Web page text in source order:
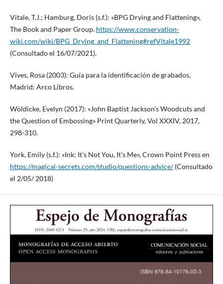
Vitale, T.J.; Hamburg, Doris (s.f.): «BPG Drying and Flattening»,
The Book and Paper Group. https://www.conservation-
wiki.com/wiki/BPG_Drying_and_Flattening#refVitale1992
(Consultado el 16/07/2021).
Vives, Rosa (2003): Guía para la identificación de grabados,
Madrid: Arco Libros.
Wöldicke, Evelyn (2017): «John Baptist Jackson’s Woodcuts and
the Question of Embossing» Print Quarterly, Vol XXXIV, 2017,
298-310.
York, Emily (s.f.): «Ink: It’s Not You, It’s Me», Crown Point Press en
https://magical-secrets.com/studio/questions-advice/(Consultado
el 2/05/ 2018)